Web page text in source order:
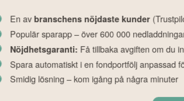
Nyhet
Experternas fondråd
inför hösten – och det
här bör du tänka på
Tid på
perfekt
siffrorna
En av branschens nöjdaste kunder
Populär sparapp – över 600 000
Nöjdhetsgaranti: Få tillbaka avgiften om du
Spara automatiskt i en fondportfölj anpassad
Smidig lösning – kom igång på några minuter